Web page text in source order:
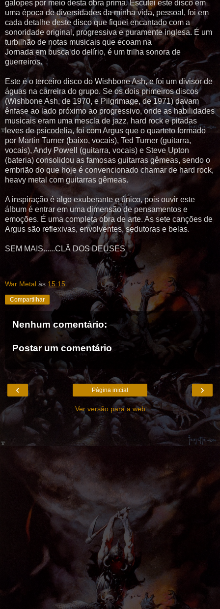
galopes por meio desta obra prima. Escutei este disco em
uma época de diversidades da minha vida, pessoal, foi em
cada detalhe deste disco que fiquei encantado com a
sonoridade original, progressiva e puramente inglesa. É um
turbilhão de notas musicais que ecoam na
Jornada em busca do delírio, é um trilha sonora de
guerreiros.
Este é o terceiro disco do WishboneAsh, e foi um divisor de
águas na carreira do grupo. Se os dois primeiros discos
(WishboneAsh, de 1970, ePilgrimage, de 1971) davam
ênfase ao lado próximo ao progressivo, onde as habilidades
musicais eram uma mescla de jazz, hard rock e pitadas
leves depsicodelia, foi comArgus que o quarteto formado
por Martin Turner (baixo, vocais), Ted Turner (guitarra,
vocais), Andy Powell (guitarra, vocais) e SteveUpton
(bateria) consolidou as famosas guitarras gêmeas, sendo o
embrião do que hoje é convencionado chamar de hard rock,
heavy metal com guitarras gêmeas.
A inspiração é algo exuberante e único, pois ouvir este
álbum é entrar em uma dimensão de pensamentos e
emoções. É uma completa obra de arte. As sete canções de
Argus são reflexivas, envolventes, sedutoras e belas.
SEM MAIS......CLÃ DOS DEUSES
War Metal às 15:15
Compartilhar
Nenhum comentário:
Postar um comentário
‹ ›
Página inicial
Ver versão para a web